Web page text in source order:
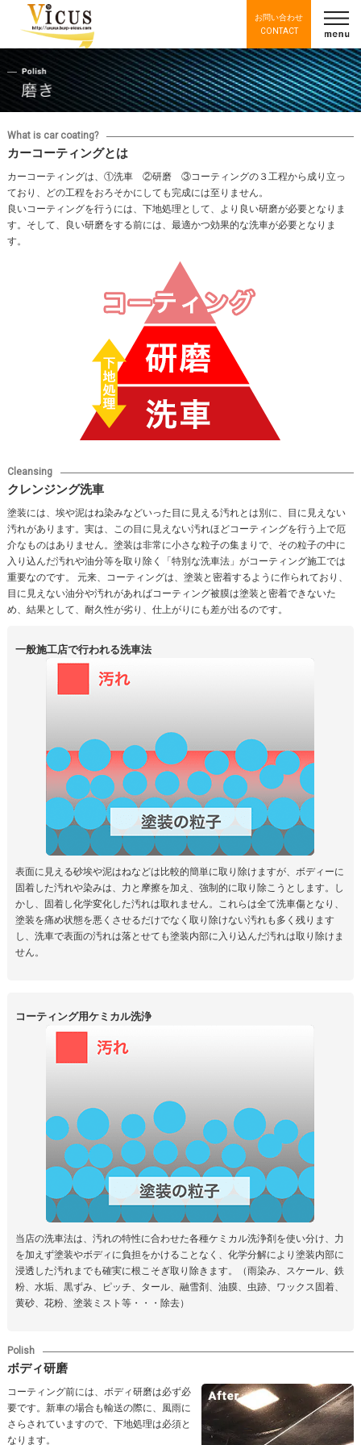
お問い合わせ
CONTACT
What is car coating?
カーコーティングとは
カーコーティングは、①洗車 ②研磨 ③コーティングの３工程から成り立っ
ており、どの工程をおろそかにしても完成には至りません。
良いコーティングを行うには、下地処理として、より良い研磨が必要となりま
す。そして、良い研磨をする前には、最適かつ効果的な洗車が必要となりま
す。
Cleansing
クレンジング洗車
塗装には、埃や泥はね染みなどいった目に見える汚れとは別に、目に見えない
汚れがあります。実は、この目に見えない汚れほどコーティングを行う上で厄
介なものはありません。塗装は非常に小さな粒子の集まりで、その粒子の中に
入り込んだ汚れや油分等を取り除く「特別な洗車法」がコーティング施工では
重要なのです。 元来、コーティングは、塗装と密着するように作られており、
目に見えない油分や汚れがあればコーティング被膜は塗装と密着できないた
め、結果として、耐久性が劣り、仕上がりにも差が出るのです。
一般施工店で行われる洗車法
表面に見える砂埃や泥はねなどは比較的簡単に取り除けますが、ボディーに
固着した汚れや染みは、力と摩擦を加え、強制的に取り除こうとします。し
かし、固着し化学変化した汚れは取れません。これらは全て洗車傷となり、
塗装を痛め状態を悪くさせるだけでなく取り除けない汚れも多く残ります
し、洗車で表面の汚れは落とせても塗装内部に入り込んだ汚れは取り除けま
せん。
コーティング用ケミカル洗浄
当店の洗車法は、汚れの特性に合わせた各種ケミカル洗浄剤を使い分け、力
を加えず塗装やボディに負担をかけることなく、化学分解により塗装内部に
浸透した汚れまでも確実に根こそぎ取り除きます。（雨染み、スケール、鉄
粉、水垢、黒ずみ、ピッチ、タール、融雪剤、油膜、虫跡、ワックス固着、
黄砂、花粉、塗装ミスト等・・・除去）
Polish
ボディ研磨
コーティング前には、ボディ研磨は必ず必
要です。新車の場合も輸送の際に、風雨に
さらされていますので、下地処理は必須と
なります。